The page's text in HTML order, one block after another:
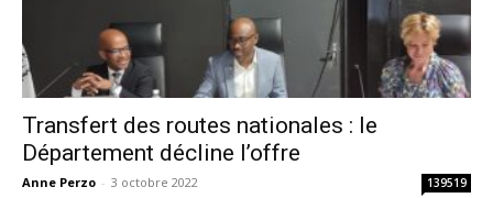
Transfert des routes nationales : le
Département décline l’offre
Anne Perzo - 3 octobre 2022 139519